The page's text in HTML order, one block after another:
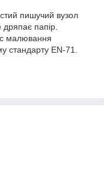
пишучий вузол
папір.
малювання
стандарту EN-71.